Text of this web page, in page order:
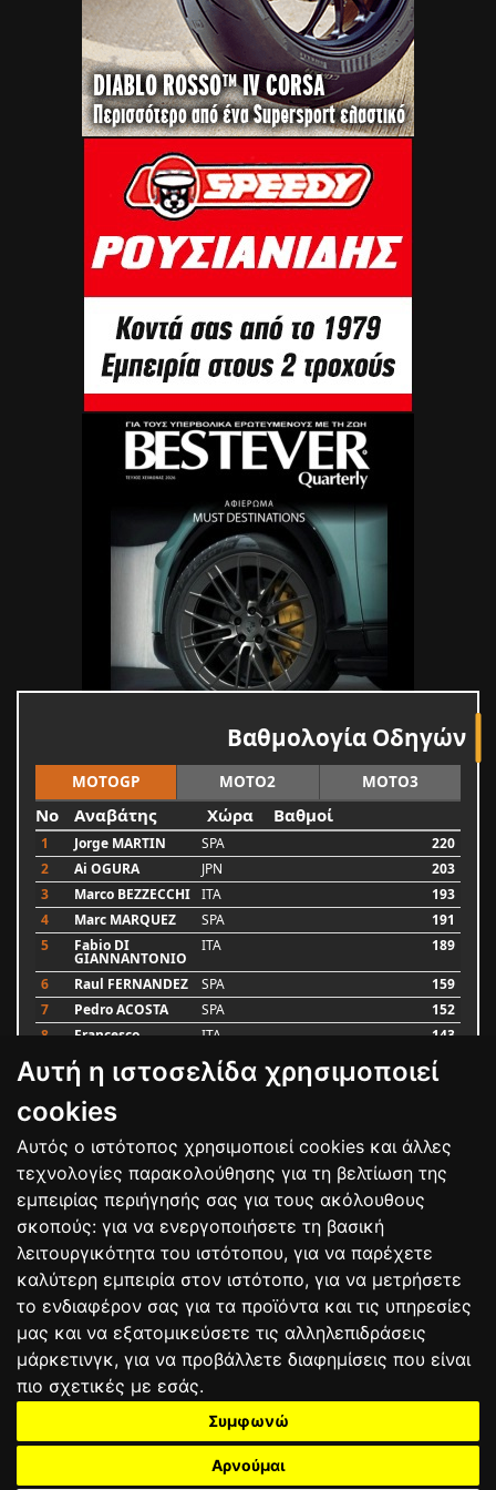
Αυτή η ιστοσελίδα χρησιμοποιεί
cookies
Αυτός ο ιστότοπος χρησιμοποιεί cookies και άλλες
τεχνολογίες παρακολούθησης για τη βελτίωση της
εμπειρίας περιήγησής σας για τους ακόλουθους
σκοπούς: για να ενεργοποιήσετε τη βασική
λειτουργικότητα του ιστότοπου, για να παρέχετε
καλύτερη εμπειρία στον ιστότοπο, για να μετρήσετε
το ενδιαφέρον σας για τα προϊόντα και τις υπηρεσίες
μας και να εξατομικεύσετε τις αλληλεπιδράσεις
μάρκετινγκ, για να προβάλλετε διαφημίσεις που είναι
πιο σχετικές με εσάς.
Συμφωνώ
Αρνούμαι
Βαθμολογία Οδηγών
MOTOGP MOTO2 MOTO3
No Αναβάτης Χώρα Βαθμοί
1 Jorge MARTIN SPA
220
2
Ai OGURA JPN
203
3
Marco BEZZECCHI ITA
193
4
Marc MARQUEZ SPA
191
5
Fabio DI
GIANNANTONIO
ITA 189
6 Raul FERNANDEZ SPA
159
7
Pedro ACOSTA SPA
152
8
Francesco ITA 143
9 Alex MARQUEZ SPA
Luca MARINI
Bαθμολογία
ΟΡΟΙ ΧΡΗΣΗΣΠΟΛΙΤΙΚΗ ΠΡΟΣΤΑΣΙΑΣ
ΑΓΩΝΕΣΑΠΟΤΕΛΕΣΜΑΤΑΑΓΟΡΑ